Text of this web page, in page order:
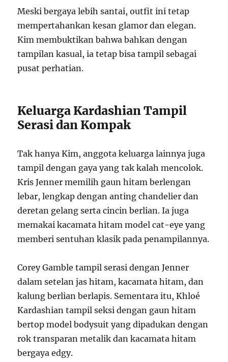
Meski bergaya lebih santai, outfit ini tetap
mempertahankan kesan glamor dan elegan.
Kim membuktikan bahwa bahkan dengan
tampilan kasual, ia tetap bisa tampil sebagai
pusat perhatian.
Keluarga Kardashian Tampil
Serasi dan Kompak
Tak hanya Kim, anggota keluarga lainnya juga
tampil dengan gaya yang tak kalah mencolok.
Kris Jenner memilih gaun hitam berlengan
lebar, lengkap dengan anting chandelier dan
deretan gelang serta cincin berlian. Ia juga
memakai kacamata hitam model cat-eye yang
memberi sentuhan klasik pada penampilannya.
Corey Gamble tampil serasi dengan Jenner
dalam setelan jas hitam, kacamata hitam, dan
kalung berlian berlapis. Sementara itu, Khloé
Kardashian tampil seksi dengan gaun hitam
bertop model bodysuit yang dipadukan dengan
rok transparan metalik dan kacamata hitam
bergaya edgy.